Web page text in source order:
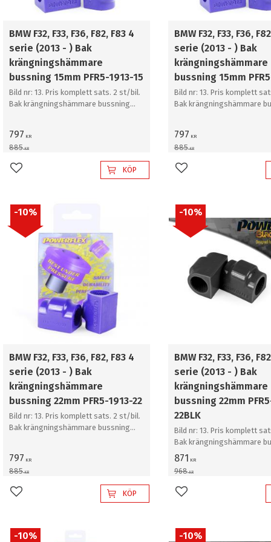
BMW F32, F33, F36, F82, F83 4
serie (2013 - ) Bak
krängningshämmare
bussning 15mm PFR5-1913-15
Bild nr: 13. Pris komplett sats. 2 st/bil.
Bak krängningshämmare bussning
797 KR
885KR
Lägg till i favoriter KÖP
BMW F32, F33, F36,
serie (2013 - ) Bak
krängningshämmare
bussning 15mm
Bild nr: 13. Pris komplett
Bak krängningshämmare
797 KR
885KR
Lägg till i favoriter
BMW F32, F33, F36, F82, F83 4
serie (2013 - ) Bak
krängningshämmare
bussning 22mm PFR5-1913-22
Bild nr: 13. Pris komplett sats. 2 st/bil.
Bak krängningshämmare bussning
797 KR
885KR
10%
Lägg till i favoriter KÖP
BMW F32, F33, F36,
serie (2013 - ) Bak
krängningshämmare
bussning 22mm
22BLK
Bild nr: 13. Pris komplett
Bak krängningshämmare
22mm
871 KR
968KR
10%
Lägg till i favoriter
10% 10%